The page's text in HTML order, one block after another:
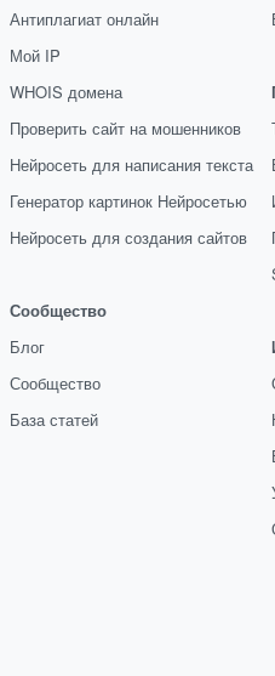
Антиплагиат онлайн
Мой IP
WHOIS домена
Проверить сайт на мошенников
Нейросеть для написания текста
Генератор картинок Нейросетью
Нейросеть для создания сайтов
Сообщество
Блог
Сообщество
База статей